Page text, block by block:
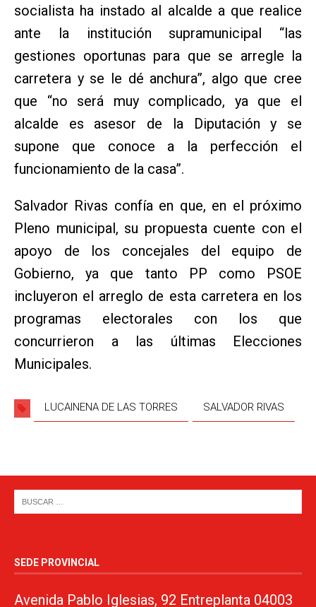
socialista ha instado al alcalde a que realice
ante la institución supramunicipal “las
gestiones oportunas para que se arregle la
carretera y se le dé anchura”, algo que cree
que “no será muy complicado, ya que el
alcalde es asesor de la Diputación y se
supone que conoce a la perfección el
funcionamiento de la casa”.
Salvador Rivas confía en que, en el próximo
Pleno municipal, su propuesta cuente con el
apoyo de los concejales del equipo de
Gobierno, ya que tanto PP como PSOE
incluyeron el arreglo de esta carretera en los
programas electorales con los que
concurrieron a las últimas Elecciones
Municipales.
LUCAINENA DE LAS TORRES SALVADOR RIVAS
SEDE PROVINCIAL
Avenida Pablo Iglesias, 92 Entreplanta 04003